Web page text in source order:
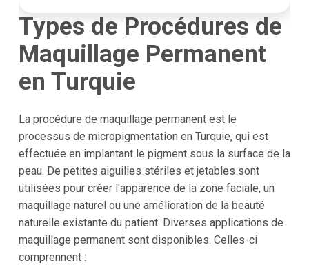
Types de Procédures de
Maquillage Permanent
en Turquie
La procédure de maquillage permanent est le
processus de micropigmentation en Turquie, qui est
effectuée en implantant le pigment sous la surface de la
peau. De petites aiguilles stériles et jetables sont
utilisées pour créer l'apparence de la zone faciale, un
maquillage naturel ou une amélioration de la beauté
naturelle existante du patient. Diverses applications de
maquillage permanent sont disponibles. Celles-ci
comprennent :